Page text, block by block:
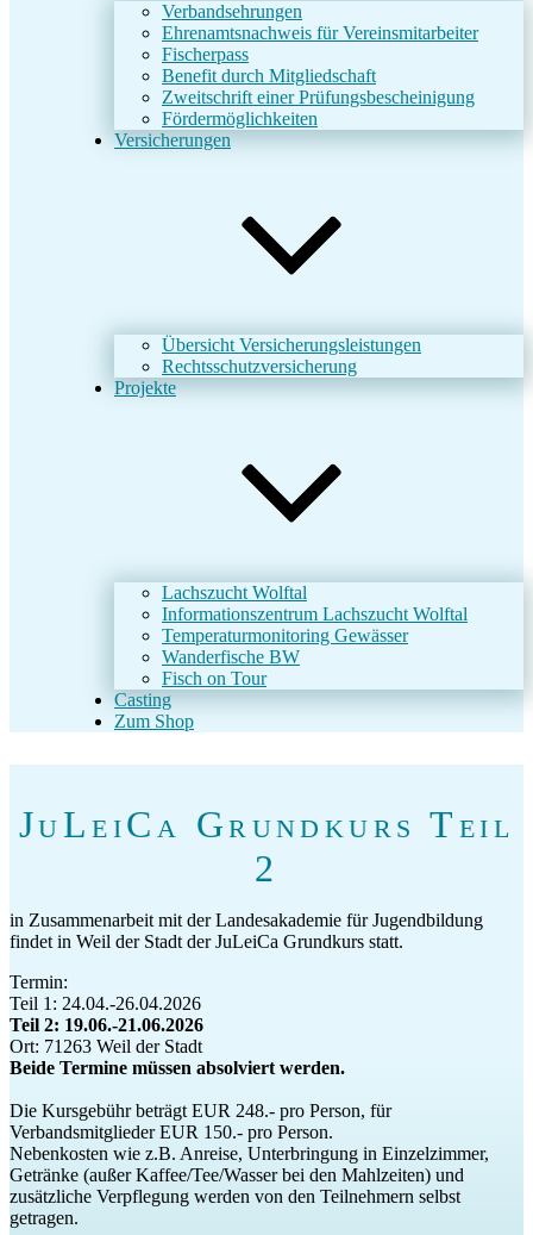
Verbandsehrungen
Ehrenamtsnachweis für Vereinsmitarbeiter
Fischerpass
Benefit durch Mitgliedschaft
Zweitschrift einer Prüfungsbescheinigung
Fördermöglichkeiten
Versicherungen
Übersicht Versicherungsleistungen
Rechtsschutzversicherung
Projekte
Lachszucht Wolftal
Informationszentrum Lachszucht Wolftal
Temperaturmonitoring Gewässer
Wanderfische BW
Fisch on Tour
Casting
Zum Shop
JuLeiCa Grundkurs Teil
2
in Zusammenarbeit mit der Landesakademie für Jugendbildung
findet in Weil der Stadt der JuLeiCa Grundkurs statt.
Termin:
Teil 1: 24.04.-26.04.2026
Teil 2: 19.06.-21.06.2026
Ort: 71263 Weil der Stadt
Beide Termine müssen absolviert werden.
Die Kursgebühr beträgt EUR 248.- pro Person, für
Verbandsmitglieder EUR 150.- pro Person.
Nebenkosten wie z.B. Anreise, Unterbringung in Einzelzimmer,
Getränke (außer Kaffee/Tee/Wasser bei den Mahlzeiten) und
zusätzliche Verpflegung werden von den Teilnehmern selbst
getragen.